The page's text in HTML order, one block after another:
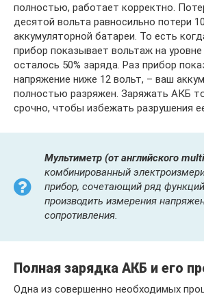
полностью, работает корректно.
десятой вольта равносильно потери
аккумуляторной батареи. То есть
прибор показывает вольтаж на уровне
осталось 50% заряда. Раз прибор
напряжение ниже 12 вольт, – ваш
полностью разряжен. Заряжать АКБ
срочно, чтобы избежать разрушения
Мультиметр (от английского
комбинированный
прибор, сочетающий ряд
производить измерения
сопротивления.
Полная зарядка АКБ и его
Одна из совершенно необходимых